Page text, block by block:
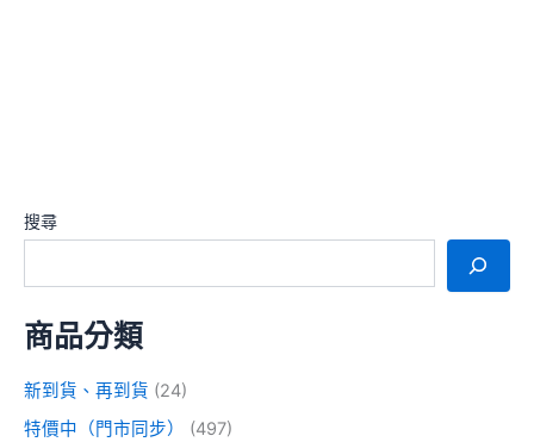
搜尋
商品分類
新到貨、再到貨 (24)
特價中（門市同步）
(497)